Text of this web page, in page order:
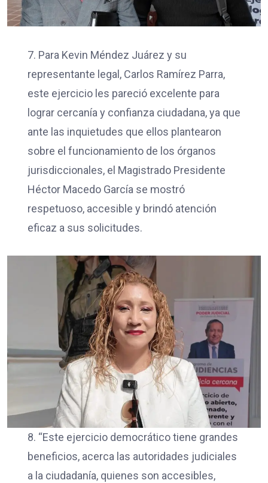
7. Para Kevin Méndez Juárez y su
representante legal, Carlos Ramírez Parra,
este ejercicio les pareció excelente para
lograr cercanía y confianza ciudadana, ya que
ante las inquietudes que ellos plantearon
sobre el funcionamiento de los órganos
jurisdiccionales, el Magistrado Presidente
Héctor Macedo García se mostró
respetuoso, accesible y brindó atención
eficaz a sus solicitudes.
8. “Este ejercicio democrático tiene grandes
beneficios, acerca las autoridades judiciales
a la ciudadanía, quienes son accesibles,